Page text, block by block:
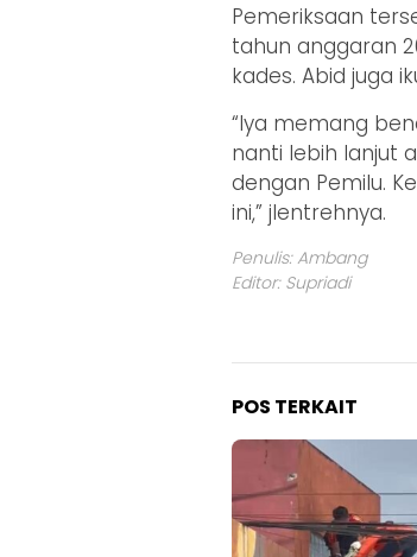
Pemeriksaan
tahun anggaran
kades. Abid juga
“Iya memang
nanti lebih lanjut
dengan Pemilu.
ini,” jlentrehnya.
Penulis: Ambang
Editor: Supriadi
POS TERKAIT